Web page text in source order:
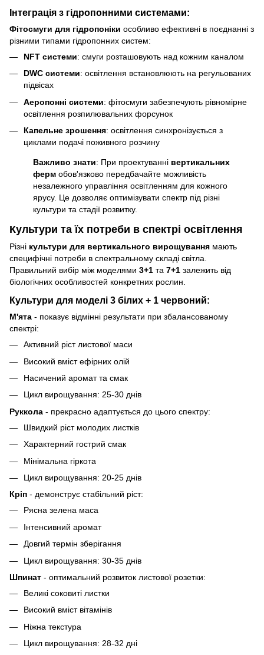
Інтеграція з гідропонними системами:
Фітосмуги для гідропоніки особливо ефективні в поєднанні з
різними типами гідропонних систем:
NFT системи: смуги розташовують над кожним каналом
DWC системи: освітлення встановлюють на регульованих
підвісах
Аеропонні системи: фітосмуги забезпечують рівномірне
освітлення розпилювальних форсунок
Капельне зрошення: освітлення синхронізується з
циклами подачі поживного розчину
Важливо знати: При проектуванні вертикальних
ферм обов'язково передбачайте можливість
незалежного управління освітленням для кожного
ярусу. Це дозволяє оптимізувати спектр під різні
культури та стадії розвитку.
Культури та їх потреби в спектрі освітлення
Різні культури для вертикального вирощування мають
специфічні потреби в спектральному складі світла.
Правильний вибір між моделями 3+1 та 7+1 залежить від
біологічних особливостей конкретних рослин.
Культури для моделі 3 білих + 1 червоний:
М'ята - показує відмінні результати при збалансованому
спектрі:
Активний ріст листової маси
Високий вміст ефірних олій
Насичений аромат та смак
Цикл вирощування: 25-30 днів
Руккола - прекрасно адаптується до цього спектру:
Швидкий ріст молодих листків
Характерний гострий смак
Мінімальна гіркота
Цикл вирощування: 20-25 днів
Кріп - демонструє стабільний ріст:
Рясна зелена маса
Інтенсивний аромат
Довгий термін зберігання
Цикл вирощування: 30-35 днів
Шпинат - оптимальний розвиток листової розетки:
Великі соковиті листки
Високий вміст вітамінів
Ніжна текстура
Цикл вирощування: 28-32 дні